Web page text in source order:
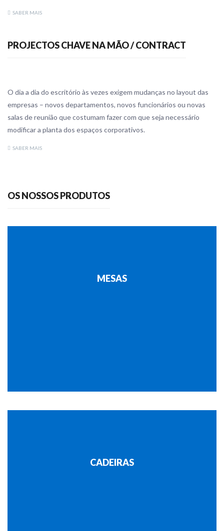
SABER MAIS
PROJECTOS CHAVE NA MÃO / CONTRACT
O dia a dia do escritório às vezes exigem mudanças no layout das
empresas – novos departamentos, novos funcionários ou novas
salas de reunião que costumam fazer com que seja necessário
modificar a planta dos espaços corporativos.
SABER MAIS
OS NOSSOS PRODUTOS
MESAS
CADEIRAS